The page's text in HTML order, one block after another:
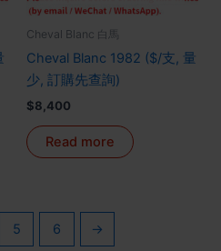
Cheval Blanc 白馬
Cheval Blanc 1982 ($/支, 量
少, 訂購先查詢)
$8,400
Read more
5 6 →